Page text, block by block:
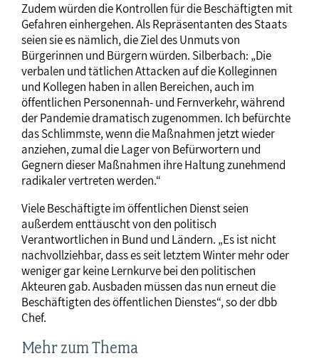
Zudem würden die Kontrollen für die Beschäftigten mit
Gefahren einhergehen. Als Repräsentanten des Staats
seien sie es nämlich, die Ziel des Unmuts von
Bürgerinnen und Bürgern würden. Silberbach: „Die
verbalen und tätlichen Attacken auf die Kolleginnen
und Kollegen haben in allen Bereichen, auch im
öffentlichen Personennah- und Fernverkehr, während
der Pandemie dramatisch zugenommen. Ich befürchte
das Schlimmste, wenn die Maßnahmen jetzt wieder
anziehen, zumal die Lager von Befürwortern und
Gegnern dieser Maßnahmen ihre Haltung zunehmend
radikaler vertreten werden.“
Viele Beschäftigte im öffentlichen Dienst seien
außerdem enttäuscht von den politisch
Verantwortlichen in Bund und Ländern. „Es ist nicht
nachvollziehbar, dass es seit letztem Winter mehr oder
weniger gar keine Lernkurve bei den politischen
Akteuren gab. Ausbaden müssen das nun erneut die
Beschäftigten des öffentlichen Dienstes“, so der dbb
Chef.
Mehr zum Thema